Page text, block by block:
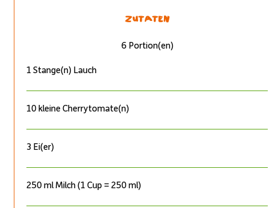
ZUTATEN
6 Portion(en)
1 Stange(n) Lauch
10 kleine Cherrytomate(n)
3 Ei(er)
250 ml Milch (1 Cup = 250 ml)